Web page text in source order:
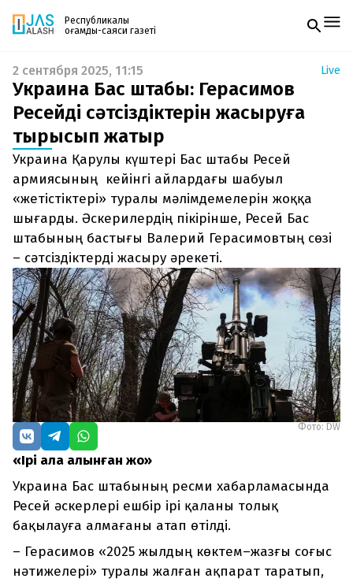
Республикалық
қоғамдық-саяси газеті
Жаңалықтар
Спорт
Live
Руханият
Аймақ
Архив
Заң және тәртіп
Редакциямен байланыс
+7 708 604 51 06
Жарнама бөлімі
+7 701 220 64 52
Пошта
zhasalash100@gmail.com
Газетке жазылу
PDF форматтағы газетті ай сайын электронды
поштаңызға алып отырыңыз. Жаңа нөмір
шыққан сәтте сізге бірден жіберіледі. Тек email
енгізіңіз, біз қалғанын өзіміз жібереміз.
2 сентября 2025, 11:15 Live
Украина Бас штабы: Герасимов
Ресейдің сәтсіздіктерін жасыруға
тырысып жатыр
Украина Қарулы күштері Бас штабы Ресей
армиясының кейінгі айлардағы шабуыл
«жетістіктері» туралы мәлімдемелерін жоққа
шығарды. Әскерилердің пікірінше, Ресей Бас
штабының бастығы Валерий Герасимовтың сөзі
– сәтсіздіктерді жасыру әрекеті.
Фото: DW
«Ірі қала алынған жоқ»
Украина Бас штабының ресми хабарламасында
Ресей әскерлері ешбір ірі қаланы толық
бақылауға алмағаны атап өтілді.
– Герасимов «2025 жылдың көктем–жазғы соғыс
нәтижелері» туралы жалған ақпарат таратып,